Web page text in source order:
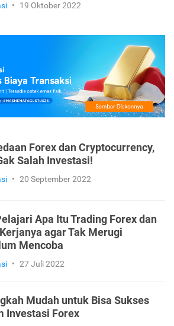
• 19 Oktober 2022
Forex dan Cryptocurrency,
Salah Investasi!
• 20 September 2022
Apa Itu Trading Forex dan
agar Tak Merugi
Mencoba
• 27 Juli 2022
Mudah untuk Bisa Sukses
Investasi Forex